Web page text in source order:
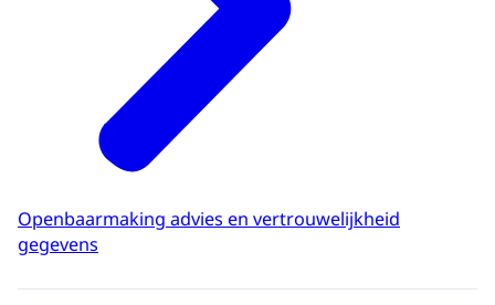
Openbaarmaking advies en vertrouwelijkheid
gegevens